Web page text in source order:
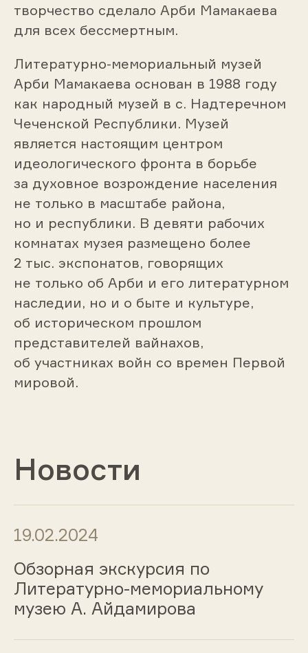
творчество сделало Арби Мамакаева
для всех бессмертным.
Литературно-мемориальный музей
Арби Мамакаева основан в 1988 году
как народный музей в с. Надтеречном
Чеченской Республики. Музей
является настоящим центром
идеологического фронта в борьбе
за духовное возрождение населения
не только в масштабе района,
но и республики. В девяти рабочих
комнатах музея размещено более
2 тыс. экспонатов, говорящих
не только об Арби и его литературном
наследии, но и о быте и культуре,
об историческом прошлом
представителей вайнахов,
об участниках войн со времен Первой
мировой.
Новости
19.02.2024
Обзорная экскурсия по
Литературно-мемориальному
музею А. Айдамирова